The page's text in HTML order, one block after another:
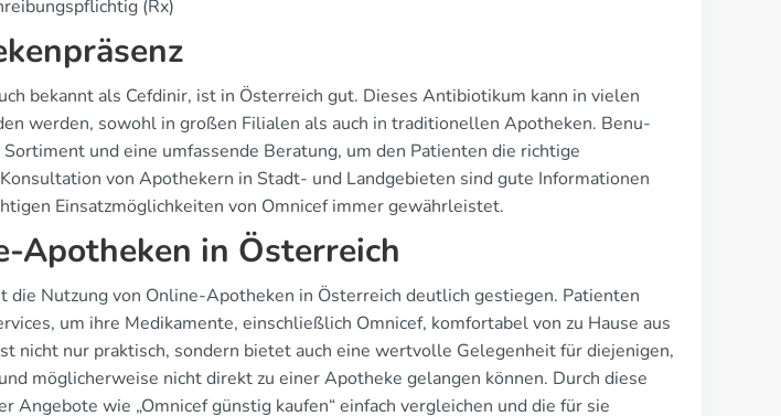
(Rx)
bekannt als Cefdinir, ist in Österreich gut. Dieses Antibiotikum kann in vielen
werden, sowohl in großen Filialen als auch in traditionellen Apotheken. Benu-
und eine umfassende Beratung, um den Patienten die richtige
von Apothekern in Stadt- und Landgebieten sind gute Informationen
Einsatzmöglichkeiten von Omnicef immer gewährleistet.
Apotheken in Österreich
die Nutzung von Online-Apotheken in Österreich deutlich gestiegen. Patienten
um ihre Medikamente, einschließlich Omnicef, komfortabel von zu Hause aus
nicht nur praktisch, sondern bietet auch eine wertvolle Gelegenheit für diejenigen,
möglicherweise nicht direkt zu einer Apotheke gelangen können. Durch diese
Angebote wie „Omnicef günstig kaufen“ einfach vergleichen und die für sie